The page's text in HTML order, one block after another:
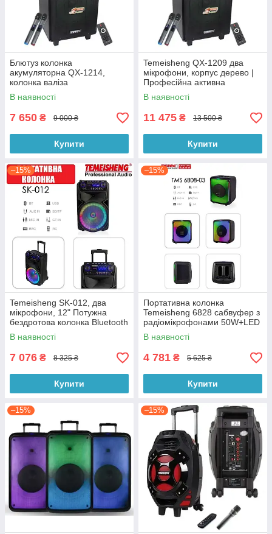
Блютуз колонка
акумуляторна QX-1214,
колонка валіза
В наявності
7 650 ₴ 9 000 ₴
Купити
Temeisheng QX-1209 два
мікрофони, корпус дерево |
Професійна активна
акустична система
В наявності
11 475 ₴ 13 500 ₴
Купити
–15%
Temeisheng SK-012, два
мікрофони, 12" Потужна
бездротова колонка Bluetooth
В наявності
7 076 ₴ 8 325 ₴
Купити
–15%
Портативна колонка
Temeisheng 6828 сабвуфер з
радіомікрофонами 50W+LED
підсвічування
В наявності
4 781 ₴ 5 625 ₴
Купити
–15% –15%